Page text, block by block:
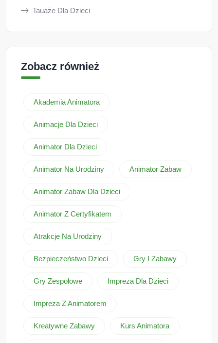
Tauaże Dla Dzieci
Zobacz również
Akademia Animatora
Animacje Dla Dzieci
Animator Dla Dzieci
Animator Na Urodziny Animator Zabaw
Animator Zabaw Dla Dzieci
Animator Z Certyfikatem
Atrakcje Na Urodziny
Bezpieczeństwo Dzieci Gry I Zabawy
Gry Zespołowe Impreza Dla Dzieci
Impreza Z Animatorem
Kreatywne Zabawy Kurs Animatora